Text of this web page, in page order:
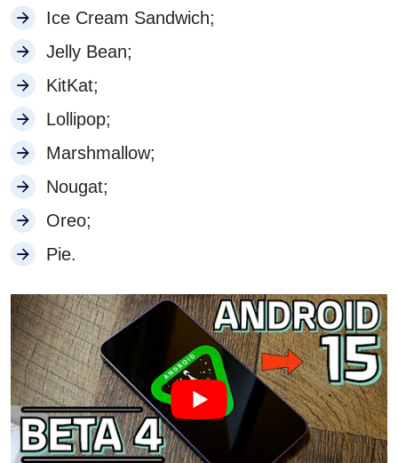
Ice Cream Sandwich;
Jelly Bean;
KitKat;
Lollipop;
Marshmallow;
Nougat;
Oreo;
Pie.